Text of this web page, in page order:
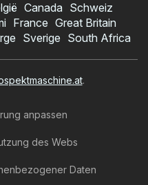
Canada Schweiz
France Great Britain
Sverige South Africa
.
anpassen
des Webs
Daten